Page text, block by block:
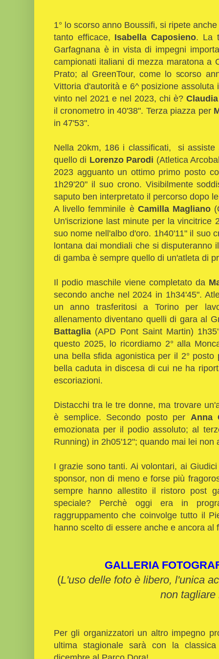
1° lo scorso anno Boussifi, si ripete
tanto efficace, Isabella Caposieno. La
Garfagnana è in vista di impegni
campionati italiani di mezza maratona a
Prato; al GreenTour, come lo scorso
Vittoria d'autorità e 6^ posizione
vinto nel 2021 e nel 2023, chi è?
il cronometro in 40'38". Terza piazza per
in 47'53".
Nella 20km, 186 i classificati, si
quello di Lorenzo Parodi (Atletica
2023 agguanto un ottimo primo posto
1h29'20" il suo crono. Visibilmente
saputo ben interpretato il percorso dopo
A livello femminile è Camilla Magliano
Un'iscrizione last minute per la vincitrice
suo nome nell'albo d'oro. 1h40'11" il suo
lontana dai mondiali che si disputeranno
di gamba è sempre quello di un'atleta di
Il podio maschile viene completato da
secondo anche nel 2024 in 1h34'45".
un anno trasferitosi a Torino per
allenamento diventano quelli di gara al
Battaglia (APD Pont Saint Martin)
questo 2025, lo ricordiamo 2° alla
una bella sfida agonistica per il 2°
bella caduta in discesa di cui ne ha
escoriazioni.
Distacchi tra le tre donne, ma trovare
è semplice. Secondo posto per
emozionata per il podio assoluto; al
Running) in 2h05'12"; quando mai lei non
I grazie sono tanti. Ai volontari, ai
sponsor, non di meno e forse più
sempre hanno allestito il ristoro post
speciale? Perchè oggi era in
raggruppamento che coinvolge tutto il
hanno scelto di essere anche e ancora
GALLERIA
(L'uso delle foto è libero, l'unica
non tagliare
Per gli organizzatori un altro impegno
ultima stagionale sarà con la